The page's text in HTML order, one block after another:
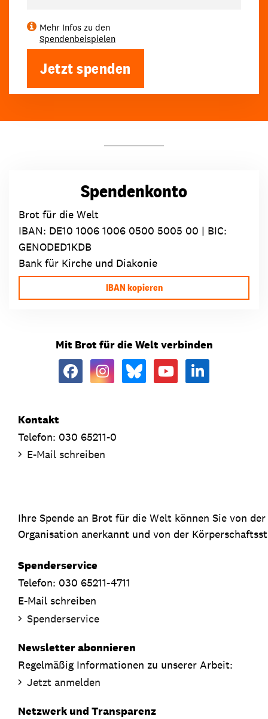
Mehr Infos zu den
Spendenbeispielen
Jetzt spenden
Spendenkonto
Brot für die Welt
IBAN: DE10 1006 1006 0500 5005 00 | BIC:
GENODED1KDB
Bank für Kirche und Diakonie
IBAN kopieren
Mit Brot für die Welt verbinden
Kontakt
Telefon: 030 65211-0
E-Mail schreiben
Ihre Spende an Brot für die Welt können Sie von
Organisation anerkannt und von der
Spenderservice
Telefon: 030 65211-4711
E-Mail schreiben
Spenderservice
Newsletter abonnieren
Regelmäßig Informationen zu unserer Arbeit:
Jetzt anmelden
Netzwerk und Transparenz